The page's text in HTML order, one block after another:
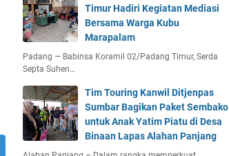
Timur Hadiri Kegiatan Mediasi
Bersama Warga Kubu
Marapalam
Padang — Babinsa Koramil 02/Padang Timur, Serda
Septa Suhen…
Tim Touring Kanwil Ditjenpas
Sumbar Bagikan Paket Sembako
untuk Anak Yatim Piatu di Desa
Binaan Lapas Alahan Panjang